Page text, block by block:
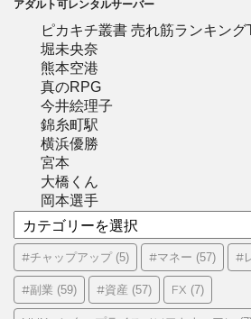
アダルト可レンタルサーバー
ピカキチ叢書 売れ筋ランキング
堀未央奈
熊本空港
真のRPG
今井絵理子
錦糸町駅
横浜優勝
宮本
大橋くん
岡本選手
テ
ゴ
リ
ー
#チャップアップ(5) #マネー (57) #
#副業 (59) #資産 (57) FX (7)